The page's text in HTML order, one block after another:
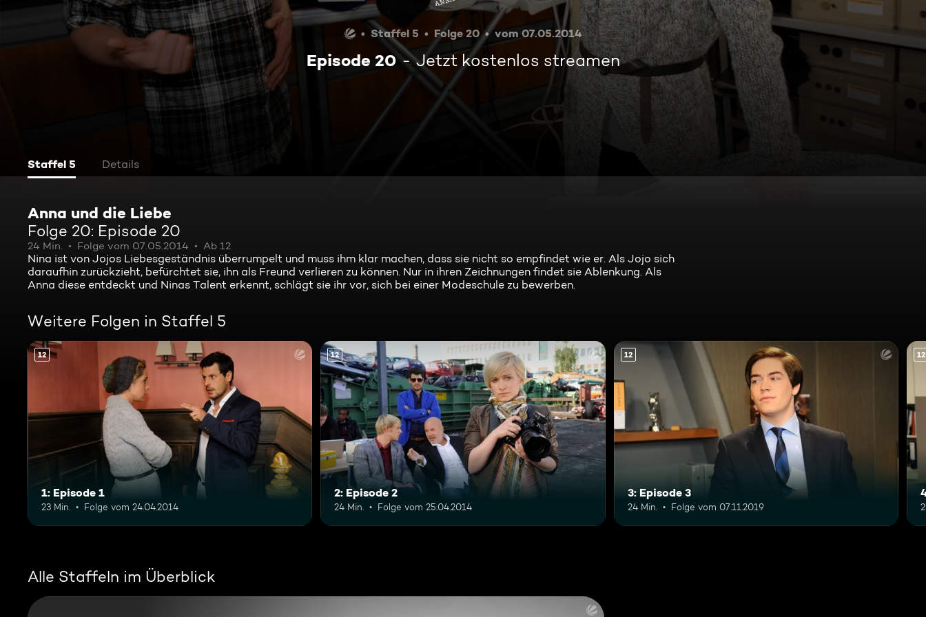
Staffel 5 Folge 20 vom 07.05.2014
Episode 20 Jetzt kostenlos streamen
Staffel 5 Details
Anna und die Liebe
Folge 20: Episode 20
24 Min. Folge vom 07.05.2014 Ab 12
Nina ist von Jojos Liebesgeständnis überrumpelt und muss ihm klar machen, dass sie nicht so empfindet wie er. Als Jojo sich
daraufhin zurückzieht, befürchtet sie, ihn als Freund verlieren zu können. Nur in ihren Zeichnungen findet sie Ablenkung. Als
Anna diese entdeckt und Ninas Talent erkennt, schlägt sie ihr vor, sich bei einer Modeschule zu bewerben.
Weitere Folgen in Staffel 5
12
1: Episode 1
23 Min. Folge vom 24.04.2014
12
2: Episode 2
24 Min. Folge vom 25.04.2014
12
3: Episode 3
24 Min. Folge vom 07.11.2019
12
Alle Staffeln im Überblick